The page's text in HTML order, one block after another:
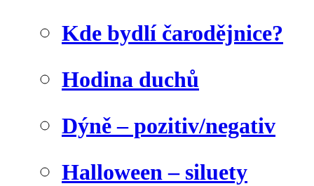
Kde bydlí čarodějnice?
Hodina duchů
Dýně – pozitiv/negativ
Halloween – siluety